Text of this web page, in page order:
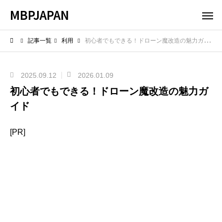
MBPJAPAN
記事一覧 利用 初心者でもできる！ドローン魔改造の魅力ガイド
2025.09.12 2026.01.09
初心者でもできる！ドローン魔改造の魅力ガ
イド
[PR]